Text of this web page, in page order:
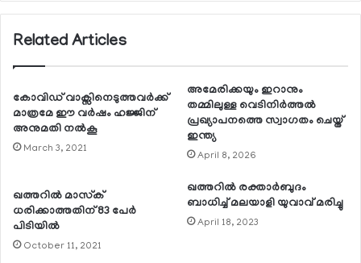
Related Articles
കോവിഡ് വാക്സിനെടുത്തവര്‍ക്ക്
മാത്രമേ ഈ വര്‍ഷം ഹജ്ജിന്
അനുമതി നല്‍കൂ
March 3, 2021
അമേരിക്കയും ഇറാനും
തമ്മിലുള്ള വെടിനിര്‍ത്തല്‍
പ്രഖ്യാപനത്തെ സ്വാഗതം ചെയ്ത്
ഇന്ത്യ
April 8, 2026
ഖത്തറില്‍ മാസ്‌ക്
ധരിക്കാത്തതിന് 83 പേര്‍
പിടിയില്‍
October 11, 2021
ഖത്തറില്‍ രക്താര്‍ബുദം
ബാധിച്ച് മലയാളി യുവാവ് മരിച്ചു
April 18, 2023